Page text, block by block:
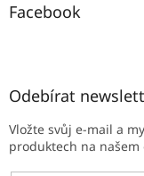
Facebook
Odebírat
Vložte svůj e-mail a
produktech na našem